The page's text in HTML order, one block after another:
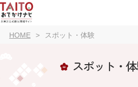
HOME スポット・体験
スポット・